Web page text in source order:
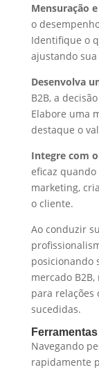
Mensuração
o
Identifique o
ajustando
Desenvolva
B2B, a
Elabore uma
destaque o
Integre com
eficaz
marketing,
o cliente.
Ao conduzir
posicionando
mercado
para relações
sucedidas.
Navegando
rapidamente